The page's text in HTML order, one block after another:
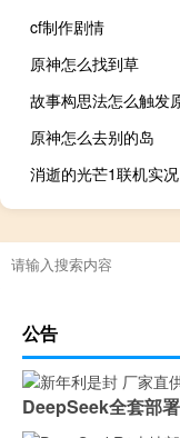
cf制作剧情
原神怎么找到草
故事构思法怎么触发
原神怎么去别的岛
消逝的光芒1联机实况
公告
DeepSeek全套部